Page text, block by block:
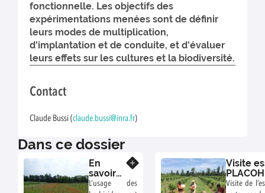
fonctionnelle. Les objectifs des
expérimentations menées sont de définir
leurs modes de multiplication,
d'implantation et de conduite, et d'évaluer
leurs effets sur les cultures et la biodiversité.
Contact
Claude Bussi (claude.bussi@inra.fr)
Dans ce dossier
En
savoir
plus
L’usage des
Visite
GRAB-
Visite de